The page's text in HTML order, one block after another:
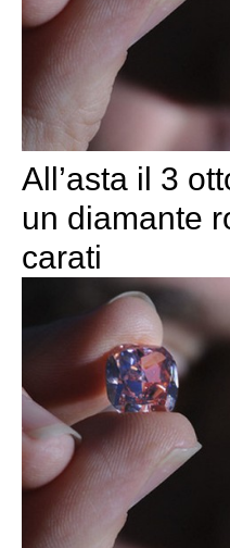
All’asta il 3
un diamante
carati